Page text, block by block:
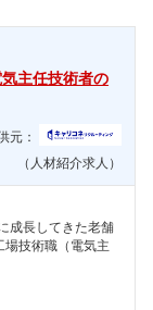
主任技術者の
元：
（人材紹介求人）
成長してきた老舗
技術職（電気主